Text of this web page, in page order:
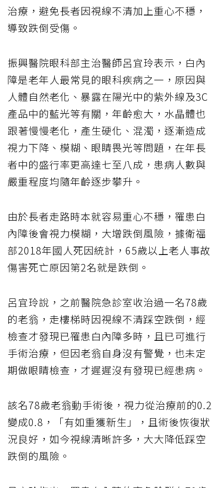
治療，避免長者因視線不清加上重心不穩，
導致跌倒受傷。
振興醫院眼科部主治醫師呂宜玲表示，白內
障是老年人最常見的眼科疾病之一，原因與
人體自然老化、暴露在陽光中的紫外線及3C
產品中的藍光等有關，年齡愈大，水晶體也
跟著慢慢老化，產生硬化、混濁，逐漸造成
視力下降、模糊、眼睛畏光等問題，在年長
者中的盛行率更高達七至八成，患病人數與
嚴重程度均隨年齡逐步攀升。
由於長者走路時本就容易重心不穩，罹患白
內障後會視力模糊，大增跌倒風險，據衛福
部2018年國人死因統計，65歲以上老人事故
傷害死亡原因第2名就是跌倒。
呂宜玲說，之前醫院急診室收治過一名78歲
的老翁，走樓梯時因視線不清踩空跌倒，經
檢查才發現已罹患白內障多時，且已可進行
手術治療，但因老翁自身沒有警覺，也未定
期做眼睛檢查，才遲遲沒有發現已經患病。
該名78歲老翁動手術後，視力從治療前的0.2
變成0.8，「有如重獲新生」，且術後恢復狀
況良好，如今視線清晰許多，大大降低踩空
跌倒的風險。